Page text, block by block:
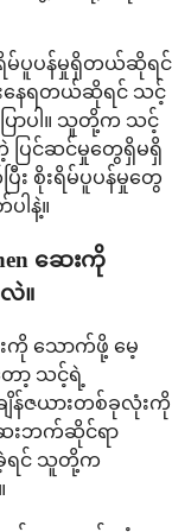
မ်ပူပန်မှုရှိတယ်ဆိုရင်
နေရတယ်ဆိုရင် သင့်
ောပါ။ သူတို့က သင့်
ပြင်ဆင်မှုတွေရှိမရှိ
း စိုးရိမ်ပူပန်မှုတွေ
ါနဲ့။
ဆေးကို
။
းကို သောက်ဖို့ မေ့
ာ့ သင့်ရဲ့
ျိန်ဇယားတစ်ခုလုံးကို
ေးဘက်ဆိုင်ရာ
းခဲ့ရင် သူတို့က